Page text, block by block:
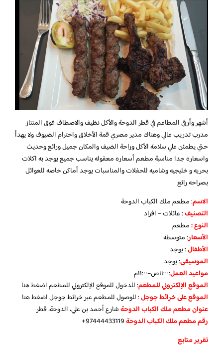
أشهر وأرقى المطاعم في قطر الدوحة والأكل نظيف والاصطاف فوق المتتاز
مدرب تدريب عالي وهناك مدير مصري قمة الأخلاق واحترام الضيوف ولا يهدأ
حتي يطمئن علي سلامة الأكل وراحة الضيف والمكان جميل ورائع وحديث
واسعاره جدا مناسبة مطعم أسعاره معقوله يناسب جميع يوجد به اكلات
بحريه و خليجيه وشاميه للحفلات والمناسبات يوجد أماكن خاصه للعوائل
بصراحه رائع
الاسم: مطعم ملك الكباب الدوحة
التصنيف: عائلات – افراد
النوع :مطعم
الأسعار:متوسطة
الأطفال:يوجد
الموسيقى:يوجد
مواعيد العمل:١١:٠٠ص–١١:٠٠م
الموقع الإلكتروني للمطعم: للدخول للموقع الإلكتروني للمطعماضغط هنا
الموقع على خرائط جوجل: للوصول للمطعم عبر خرائط جوجلاضغط هنا
عنوان مطعم ملك الكباب الدوحةشارع أحمد بن علي، الدوحة، قطر
رقم مطعم ملك الكباب الدوحة97444433119+
تقرير متابع